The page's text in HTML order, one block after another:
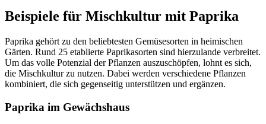
Beispiele für Mischkultur mit Paprika
Paprika gehört zu den beliebtesten Gemüsesorten in heimischen
Gärten. Rund 25 etablierte Paprikasorten sind hierzulande verbreitet.
Um das volle Potenzial der Pflanzen auszuschöpfen, lohnt es sich,
die Mischkultur zu nutzen. Dabei werden verschiedene Pflanzen
kombiniert, die sich gegenseitig unterstützen und ergänzen.
Paprika im Gewächshaus